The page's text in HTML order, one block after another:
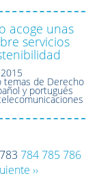
acoge unas
servicios
temas de Derecho
y portugués
783 784 785 786
››